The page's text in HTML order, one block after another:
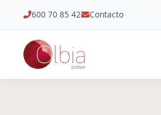
600 70 85 42 Contacto